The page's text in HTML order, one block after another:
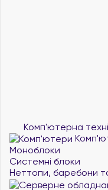
Комп'ютерна
Моноблоки
Системні блоки
Неттопи, баребони